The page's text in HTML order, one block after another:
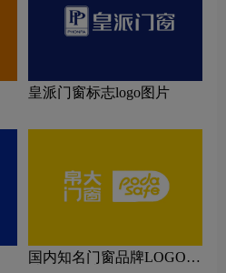
皇派门窗标志logo图片
国内知名门窗品牌LOGO设